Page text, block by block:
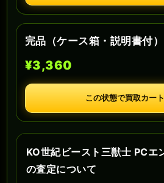
完品（ケース箱・説明書付）
¥3,360
この状態で買取カー
KO世紀ビースト三獣士 PCエ
の査定について